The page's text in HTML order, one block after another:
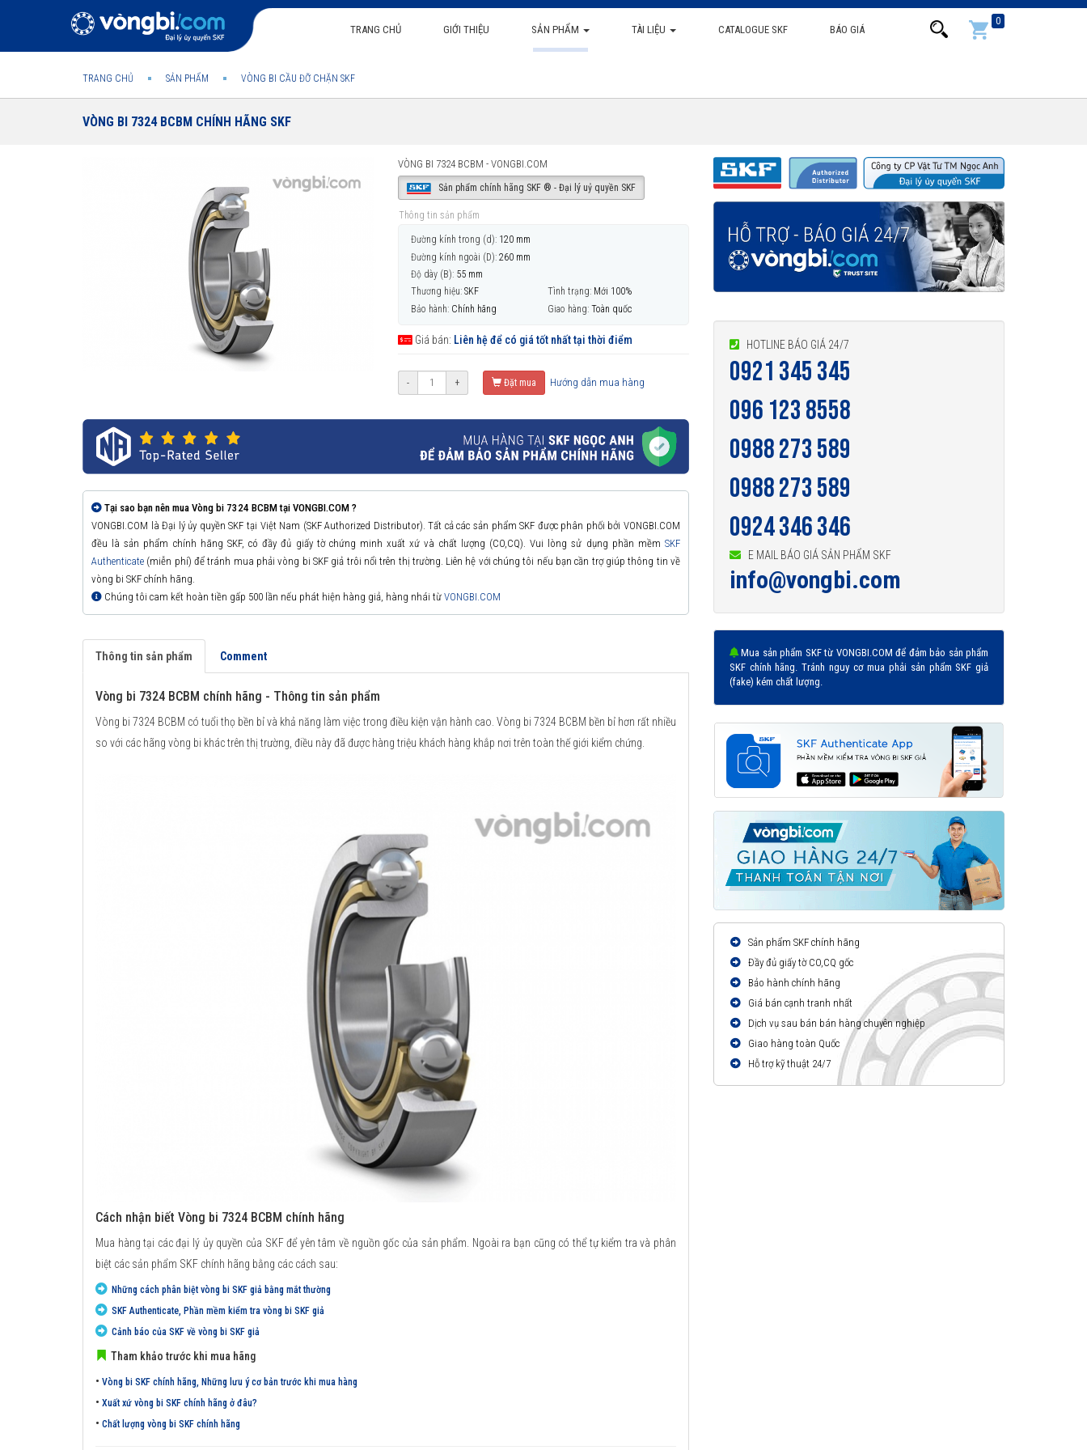
TRANG CHỦ GIỚI THIỆU SẢN PHẨM TÀI LIỆU CATALOGUE SKF BÁO GIÁ
0
TRANG CHỦ SẢN PHẨM VÒNG BI CẦU ĐỠ CHẶN SKF
VÒNG BI 7324 BCBM CHÍNH HÃNG SKF
VÒNG BI 7324 BCBM - VONGBI.COM
Sản phẩm chính hãng SKF ® - Đại lý uỷ quyền SKF
Thông tin sản phẩm
Đường kính trong (d): 120 mm
Đường kính ngoài (D): 260 mm
Độ dày (B): 55 mm
Thương hiệu: SKF Tình trạng: Mới 100%
Bảo hành: Chính hãng Giao hàng: Toàn quốc
Giá bán: Liên hệ để có giá tốt nhất tại thời điểm
- + Đặt mua Hướng dẫn mua hàng
Tại sao bạn nên mua Vòng bi 7324 BCBM tại VONGBI.COM ?
VONGBI.COM là Đại lý ủy quyền SKF tại Việt Nam (SKF Authorized Distributor). Tất cả các sản phẩm SKF được phân phối bởi VONGBI.COM
đều là sản phẩm chính hãng SKF, có đầy đủ giấy tờ chứng minh xuất xứ và chất lượng (CO,CQ). Vui lòng sử dụng phần mềm SKF
Authenticate (miễn phí) để tránh mua phải vòng bi SKF giả trôi nổi trên thị trường. Liên hệ với chúng tôi nếu bạn cần trợ giúp thông tin về
vòng bi SKF chính hãng.
Chúng tôi cam kết hoàn tiền gấp 500 lần nếu phát hiện hàng giả, hàng nhái từ VONGBI.COM
Thông tin sản phẩm Comment
Vòng bi 7324 BCBM chính hãng - Thông tin sản phẩm
Vòng bi 7324 BCBM có tuổi thọ bền bỉ và khả năng làm việc trong điều kiện vận hành cao. Vòng bi 7324 BCBM bền bỉ hơn rất nhiều
so với các hãng vòng bi khác trên thị trường, điều này đã được hàng triệu khách hàng khắp nơi trên toàn thế giới kiểm chứng.
Cách nhận biết Vòng bi 7324 BCBM chính hãng
Mua hàng tại các đại lý ủy quyền của SKF để yên tâm về nguồn gốc của sản phẩm. Ngoài ra bạn cũng có thể tự kiểm tra và phân
biệt các sản phẩm SKF chính hãng bằng các cách sau:
Những cách phân biệt vòng bi SKF giả bằng mắt thường
SKF Authenticate, Phần mềm kiểm tra vòng bi SKF giả
Cảnh báo của SKF về vòng bi SKF giả
Tham khảo trước khi mua hãng
• Vòng bi SKF chính hãng, Những lưu ý cơ bản trước khi mua hàng
• Xuất xứ vòng bi SKF chính hãng ở đâu?
• Chất lượng vòng bi SKF chính hãng
HOTLINE BÁO GIÁ 24/7
0921 345 345
096 123 8558
0988 273 589
0988 273 589
0924 346 346
E MAIL BÁO GIÁ SẢN PHẨM SKF
info@vongbi.com
Mua sản phẩm SKF từ VONGBI.COM để đảm bảo sản phẩm
SKF chính hãng. Tránh nguy cơ mua phải sản phẩm SKF giả
(fake) kém chất lượng.
Sản phẩm SKF chính hãng
Đầy đủ giấy tờ CO,CQ gốc
Bảo hành chính hãng
Giá bán cạnh tranh nhất
Dịch vụ sau bán bán hàng chuyên nghiệp
Giao hàng toàn Quốc
Hỗ trợ kỹ thuật 24/7